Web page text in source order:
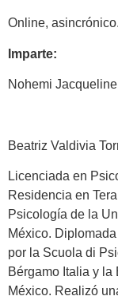
Online, asincrónico.
Imparte:
Nohemi
Beatriz Valdivia
Licenciada en
Residencia en
Psicología de la
México.
por la Scuola di
Bérgamo Italia y
México. Realizó